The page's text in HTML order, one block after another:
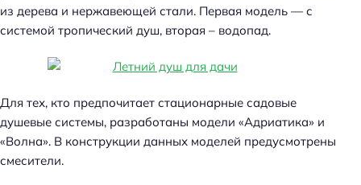
из дерева и нержавеющей стали. Первая модель — с
системой тропический душ, вторая – водопад.
Для тех, кто предпочитает стационарные садовые
душевые системы, разработаны модели «Адриатика» и
«Волна». В конструкции данных моделей предусмотрены
смесители.